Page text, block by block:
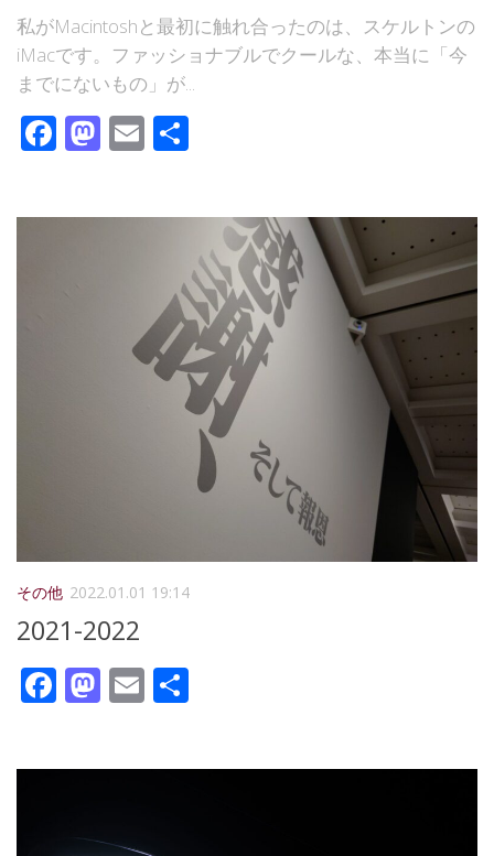
私がMacintoshと最初に触れ合ったのは、スケルトンの
iMacです。ファッショナブルでクールな、本当に「今
までにないもの」が...
Facebook
Mastodon
Email
その他 2022.01.01 19:14
2021-2022
Facebook
Mastodon
Email